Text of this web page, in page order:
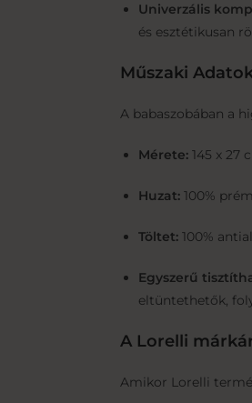
Univerzális
és esztétikusan
Műszaki
A babaszobában a
Mérete: 145 x 27
Huzat: 100%
Töltet: 100%
Egyszerű
eltüntethetők,
A Lorelli
Amikor Lorelli